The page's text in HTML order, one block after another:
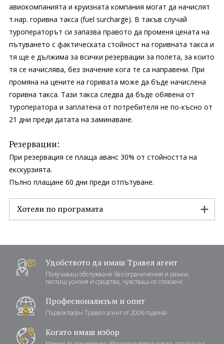
авиокомпанията и круизната компания могат да начислят
т.нар. горивна такса (fuel surcharge). В такъв случай
туроператорът си запазва правото да променя цената на
пътуването с фактическата стойност на горивната такса и
тя ще е дължима за всички резервации за полета, за които
тя се начислява, без значение кога те са направени. При
промяна на цените на горивата може да бъде начислена
горивна такса. Тази такса следва да бъде обявена от
туроператора и заплатена от потребителя не по-късно от
21 дни преди датата на заминаване.
Резервации:
При резервация се плаща аванс 30% от стойността на
екскурзията.
Пълно плащане 60 дни преди отпътуване.
Хотели по програмата
Удобството да имаш Травел агент
Получаваш обслужване без ограничения и рамки,
пестиш усилия и средства, чувстваш се спокоен!
Професионализъм и опит
Първокласен Травел агент от 2006 година!
Когато имаш избор